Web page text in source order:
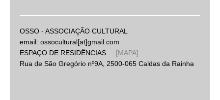
OSSO - ASSOCIAÇÃO CULTURAL
email: ossocultural[at]gmail.com
ESPAÇO DE RESIDÊNCIAS [MAPA]
Rua de São Gregório nº9A, 2500-065 Caldas da Rainha